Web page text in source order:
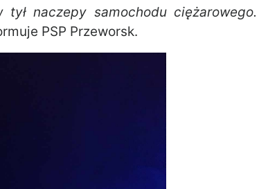
naczepy samochodu ciężarowego.
PSP Przeworsk.